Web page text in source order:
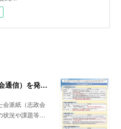
今期も継続して会派紙（志政会通信）を発行します
会派紙（志政会
状況や課題等…